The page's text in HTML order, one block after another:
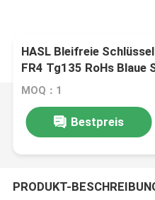
HASL Bleifreie
FR4 Tg135 RoHs Blaue
MOQ：1
Bestpreis
PRODUKT-